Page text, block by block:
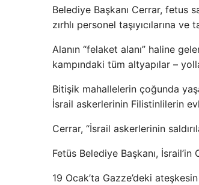
Belediye Başkanı Cerrar, fetus
zırhlı personel taşıyıcılarına
Alanın “felaket alanı” haline
kampındaki tüm altyapılar –
Bitişik mahallelerin çoğunda
İsrail askerlerinin Filistinlilerin
Cerrar, “İsrail askerlerinin
Fetüs Belediye Başkanı,
19 Ocak’ta Gazze’deki